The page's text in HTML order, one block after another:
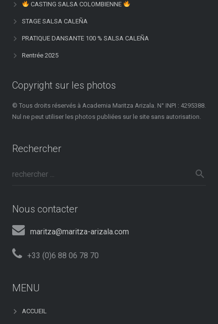
CASTING SALSA COLOMBIENNE
STAGE SALSA CALEÑA
PRATIQUE DANSANTE 100 % SALSA CALEÑA
Rentrée 2025
Copyright sur les photos
© Tous droits réservés à Academia Maritza Arizala. N° INPI : 4295388.
Nul ne peut utiliser les photos publiées sur le site sans autorisation.
Rechercher
Nous contacter
maritza@maritza-arizala.com
+33 (0)6 88 06 78 70
MENU
ACCUEIL